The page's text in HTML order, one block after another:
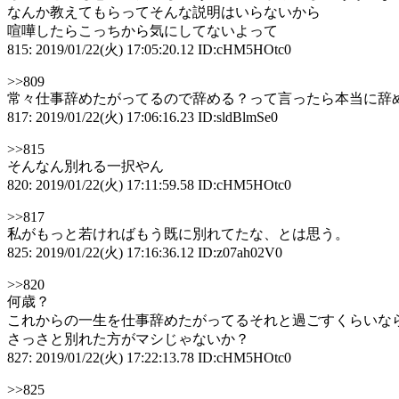
なんか教えてもらってそんな説明はいらないから
喧嘩したらこっちから気にしてないよって
815: 2019/01/22(火) 17:05:20.12 ID:cHM5HOtc0
>>809
常々仕事辞めたがってるので辞める？って言ったら本当に辞
817: 2019/01/22(火) 17:06:16.23 ID:sldBlmSe0
>>815
そんなん別れる一択やん
820: 2019/01/22(火) 17:11:59.58 ID:cHM5HOtc0
>>817
私がもっと若ければもう既に別れてたな、とは思う。
825: 2019/01/22(火) 17:16:36.12 ID:z07ah02V0
>>820
何歳？
これからの一生を仕事辞めたがってるそれと過ごすくらいな
さっさと別れた方がマシじゃないか？
827: 2019/01/22(火) 17:22:13.78 ID:cHM5HOtc0
>>825